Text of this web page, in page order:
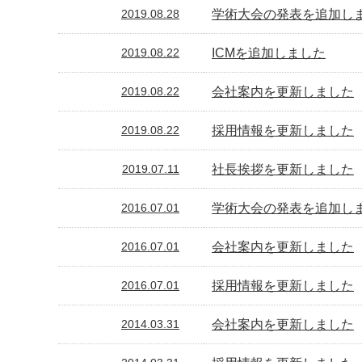
2019.08.28 学術大会の発表を追加し
2019.08.22 ICMを追加しました
2019.08.22 会社案内を更新しました
2019.08.22 採用情報を更新しました
2019.07.11 社長挨拶を更新しました
2016.07.01 学術大会の発表を追加し
2016.07.01 会社案内を更新しました
2016.07.01 採用情報を更新しました
2014.03.31 会社案内を更新しました